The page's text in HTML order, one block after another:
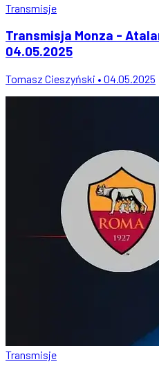
Transmisje
Transmisja Monza -
04.05.2025
Tomasz Cieszyński • 04.05.2025
Transmisje